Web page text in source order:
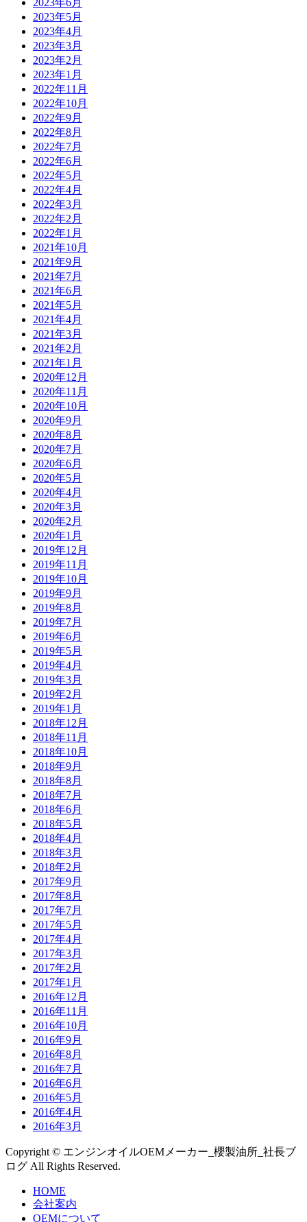
2023年6月
2023年5月
2023年4月
2023年3月
2023年2月
2023年1月
2022年11月
2022年10月
2022年9月
2022年8月
2022年7月
2022年6月
2022年5月
2022年4月
2022年3月
2022年2月
2022年1月
2021年10月
2021年9月
2021年7月
2021年6月
2021年5月
2021年4月
2021年3月
2021年2月
2021年1月
2020年12月
2020年11月
2020年10月
2020年9月
2020年8月
2020年7月
2020年6月
2020年5月
2020年4月
2020年3月
2020年2月
2020年1月
2019年12月
2019年11月
2019年10月
2019年9月
2019年8月
2019年7月
2019年6月
2019年5月
2019年4月
2019年3月
2019年2月
2019年1月
2018年12月
2018年11月
2018年10月
2018年9月
2018年8月
2018年7月
2018年6月
2018年5月
2018年4月
2018年3月
2018年2月
2017年9月
2017年8月
2017年7月
2017年5月
2017年4月
2017年3月
2017年2月
2017年1月
2016年12月
2016年11月
2016年10月
2016年9月
2016年8月
2016年7月
2016年6月
2016年5月
2016年4月
2016年3月
Copyright © エンジンオイルOEMメーカー_櫻製油所_社長ブ
ログ All Rights Reserved.
HOME
会社案内
OEMについて